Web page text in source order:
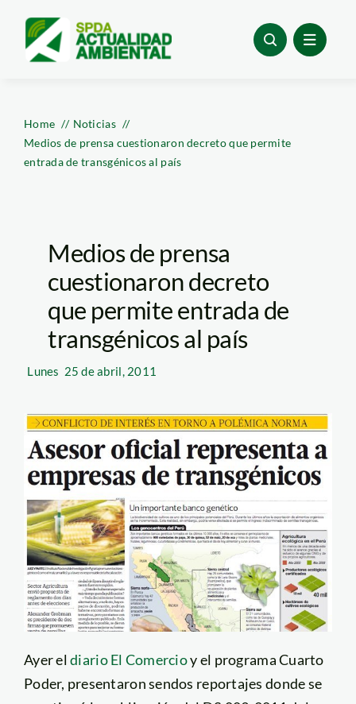
content
Home
Noticias
Medios de prensa cuestionaron decreto que permite
entrada de transgénicos al país
Medios de prensa
cuestionaron decreto
que permite entrada de
transgénicos al país
Lunes 25 de abril, 2011
Ayer eldiario El Comercioy el programa Cuarto
Poder, presentaron sendos reportajes donde se